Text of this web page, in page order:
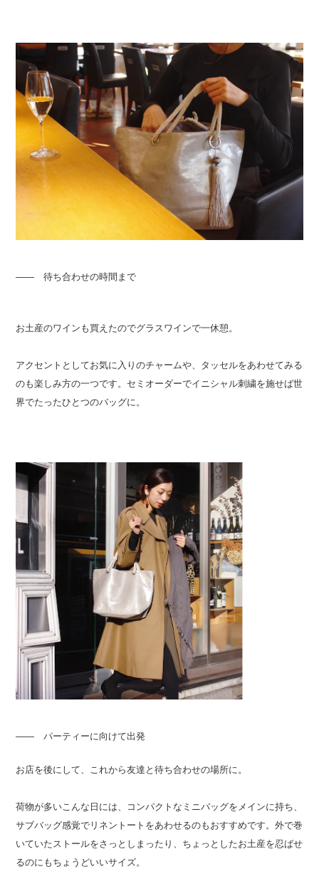
―― 待ち合わせの時間まで
お土産のワインも買えたのでグラスワインで一休憩。
アクセントとしてお気に入りのチャームや、タッセルをあわせてみる
のも楽しみ方の一つです。セミオーダーでイニシャル刺繍を施せば世
界でたったひとつのバッグに。
―― パーティーに向けて出発
お店を後にして、これから友達と待ち合わせの場所に。
荷物が多いこんな日には、コンパクトなミニバッグをメインに持ち、
サブバッグ感覚でリネントートをあわせるのもおすすめです。外で巻
いていたストールをさっとしまったり、ちょっとしたお土産を忍ばせ
るのにもちょうどいいサイズ。